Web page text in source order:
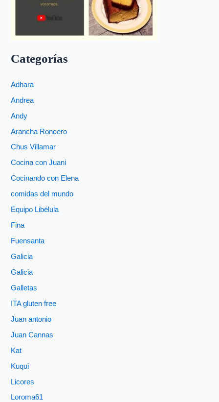
Categorías
Adhara
Andrea
Andy
Arancha Roncero
Chus Villamar
Cocina con Juani
Cocinando con Elena
comidas del mundo
Equipo Libélula
Fina
Fuensanta
Galicia
Galicia
Galletas
ITA gluten free
Juan antonio
Juan Cannas
Kat
Kuqui
Licores
Loroma61